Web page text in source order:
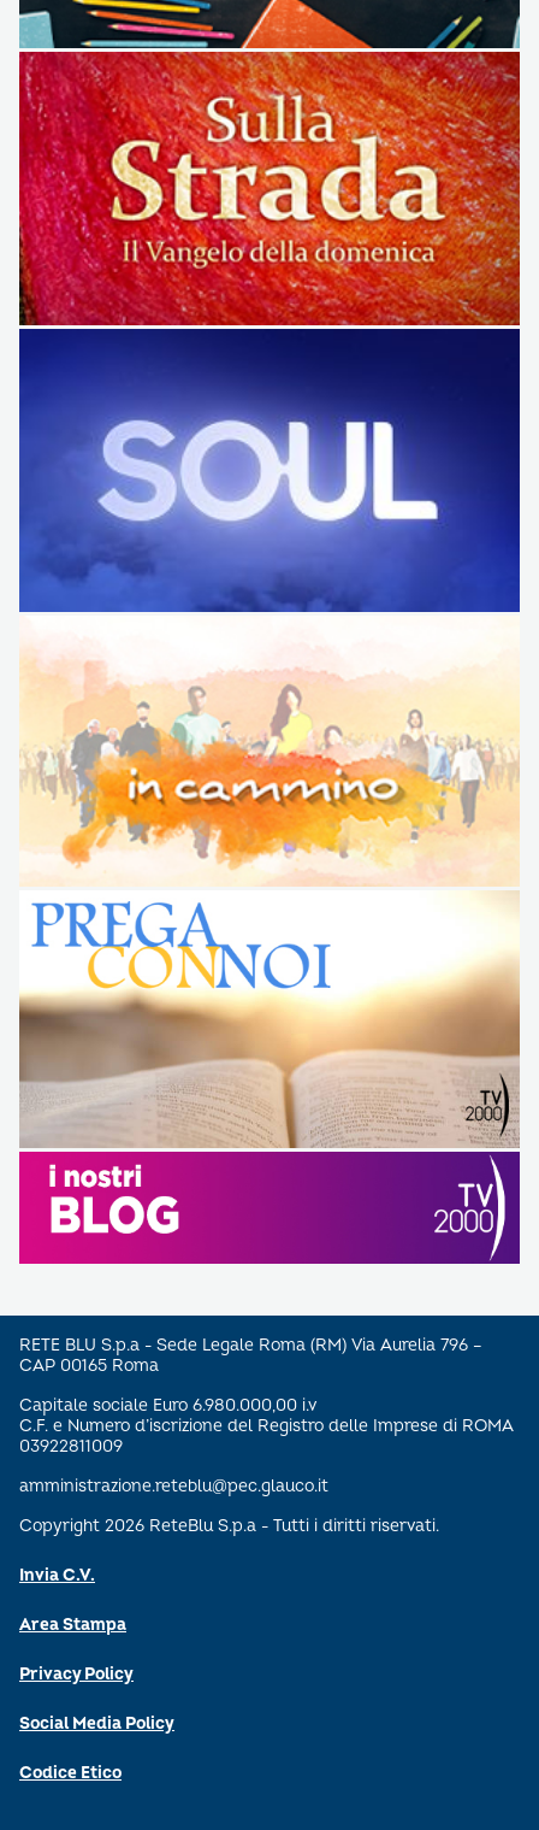
RETE BLU S.p.a - Sede Legale Roma (RM) Via Aurelia 796 –
CAP 00165 Roma
Capitale sociale Euro 6.980.000,00 i.v
C.F. e Numero d’iscrizione del Registro delle Imprese di ROMA
03922811009
amministrazione.reteblu@pec.glauco.it
Copyright 2026 ReteBlu S.p.a - Tutti i diritti riservati.
Invia C.V.
Area Stampa
Privacy Policy
Social Media Policy
Codice Etico